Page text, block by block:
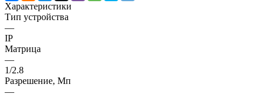
Характеристики
Тип устройства
—
IP
Матрица
—
1/2.8
Разрешение, Мп
—